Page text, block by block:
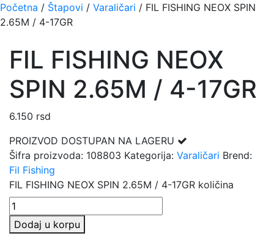
Početna / Štapovi / Varaličari / FIL FISHING NEOX SPIN
2.65M / 4-17GR
FIL FISHING NEOX
SPIN 2.65M / 4-17GR
6.150 rsd
PROIZVOD DOSTUPAN NA LAGERU
Šifra proizvoda: 108803 Kategorija: Varaličari Brend:
Fil Fishing
FIL FISHING NEOX SPIN 2.65M / 4-17GR količina
Dodaj u korpu